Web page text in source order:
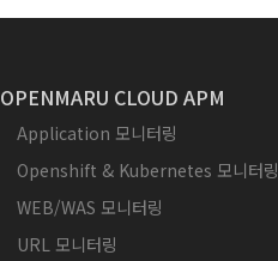
OPENMARU CLOUD APM
Application 모니터링
Openshift & Kubernetes 모니터링
WEB/WAS 모니터링
URL 모니터링